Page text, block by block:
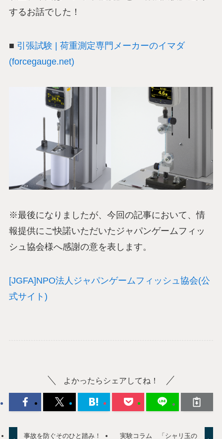
するお話でした！
■ 引張試験 | 荷重測定専門メーカーのイマダ
(forcegauge.net)
※最後になりましたが、今回の記事において、情
報提供にご快諾いただいたジャパンゲームフィッ
シュ協会様へ感謝の意を表します。
[JGFA]NPO法人ジャパンゲームフィッシュ協会(公
式サイト)
よかったらシェアしてね！
事故を防ぐそのひと踏み！ 実験コラム 「シャリ玉の